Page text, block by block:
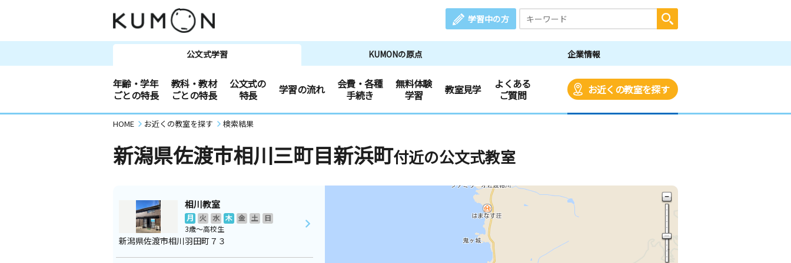
学習中の方
公文式学習 KUMONの原点 企業情報
年齢・学年
ごとの特長
教科・教材
ごとの特長
公文式の
特長
学習の流れ
会費・各種
手続き
無料体験
学習
教室見学
よくある
ご質問
お近くの教室を探す
HOME お近くの教室を探す 検索結果
新潟県佐渡市相川三町目新浜町付近の公文式教室
相川教室
月 火 水 木 金 土
日
3歳～高校生
新潟県佐渡市相川羽田町７３